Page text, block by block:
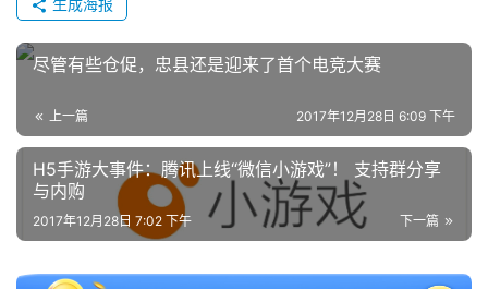
生成海报
尽管有些仓促，忠县还是迎来了首个电竞大赛
上一篇 2017年12月28日 6:09 下午
H5手游大事件：腾讯上线“微信小游戏”！ 支持群分享
与内购
下一篇
2017年12月28日 7:02 下午